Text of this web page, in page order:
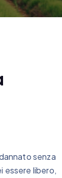
senza
essere libero,